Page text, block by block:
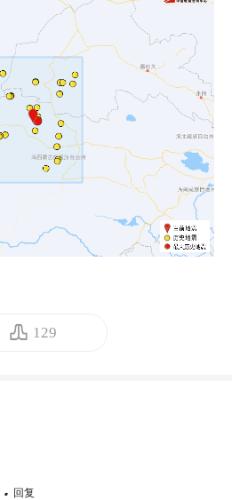
129
回复